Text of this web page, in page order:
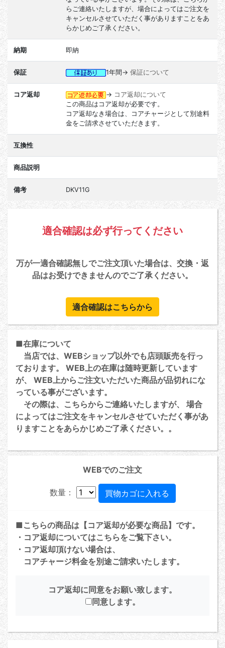
らご連絡いたしますが、場合によってはご注文を
キャンセルさせていただく事がありますことをあ
らかじめご了承ください。
納期 即納
保証 1年間→ 保証について
コア返却 → コア返却について
この商品はコア返却が必要です。
コア返却なき場合は、コアチャージとして別途料
金をご請求させていただきます。
互換性
商品説明
備考 DKV11G
適合確認は必ず行ってください
万が一適合確認無しでご注文頂いた場合は、交換・返
品はお受けできませんのでご了承ください。
適合確認はこちらから
■在庫について
当店では、WEBショップ以外でも店頭販売を行っ
ております。 WEB上の在庫は随時更新しています
が、 WEB上からご注文いただいた商品が品切れにな
っている事がございます。
その際は、こちらからご連絡いたしますが、 場合
によってはご注文をキャンセルさせていただく事があ
りますことをあらかじめご了承ください。。
WEBでのご注文
数量：
■こちらの商品は【コア返却が必要な商品】です。
・コア返却についてはこちらをご覧下さい。
・コア返却頂けない場合は、
コアチャージ料金を別途ご請求いたします。
コア返却に同意をお願い致します。
同意します。